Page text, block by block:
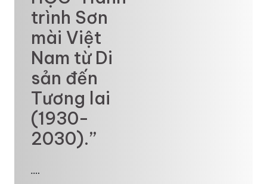
trình Sơn
mài Việt
Nam từ Di
sản đến
Tương lai
(1930-
2030).”
.…